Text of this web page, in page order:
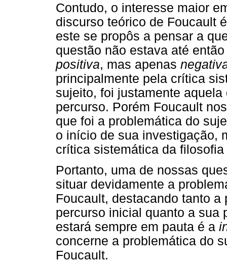
Contudo, o interesse maior
discurso teórico de Foucault
este se propôs a pensar a
questão não estava até
positiva, mas apenas
principalmente pela crítica
sujeito, foi justamente
percurso. Porém Foucault
que foi a problemática do
o início de sua investigação,
crítica sistemática da
Portanto, uma de nossas
situar devidamente a
Foucault, destacando tanto
percurso inicial quanto a sua
estará sempre em pauta é a
concerne a problemática do
Foucault.